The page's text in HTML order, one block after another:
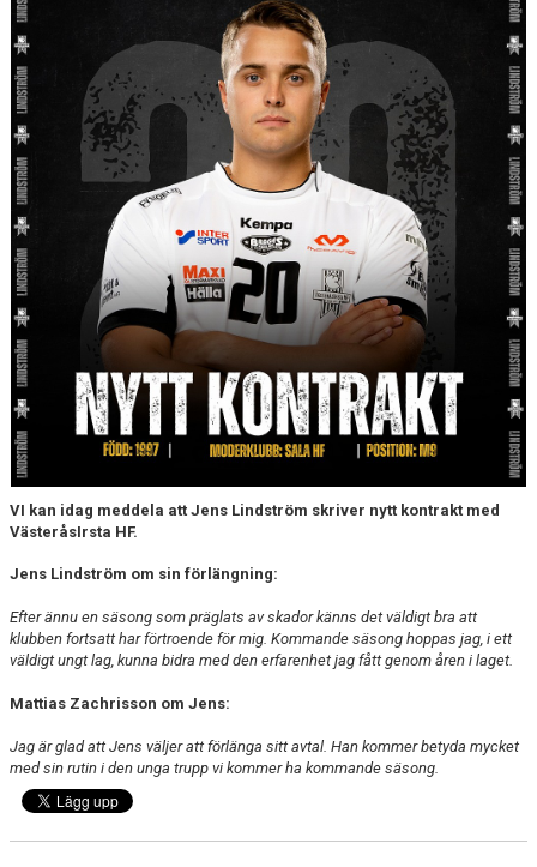
PARTNERS
KALENDER
KONTAKT
VI kan idag meddela att Jens Lindström skriver nytt kontrakt med
VästeråsIrsta HF.
Jens Lindström om sin förlängning:
Efter ännu en säsong som präglats av skador känns det väldigt bra att
klubben fortsatt har förtroende för mig. Kommande säsong hoppas jag, i ett
väldigt ungt lag, kunna bidra med den erfarenhet jag fått genom åren i laget.
Mattias Zachrisson om Jens:
Jag är glad att Jens väljer att förlänga sitt avtal. Han kommer betyda mycket
med sin rutin i den unga trupp vi kommer ha kommande säsong.